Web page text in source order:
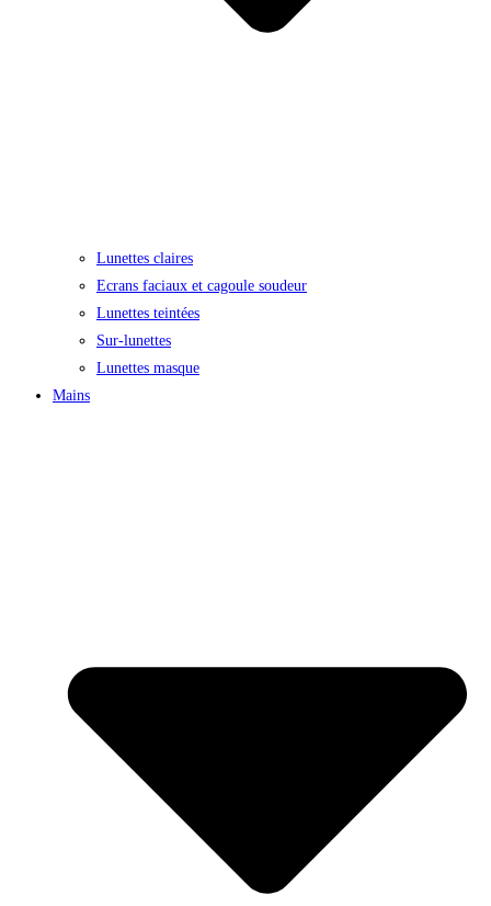
Lunettes claires
Ecrans faciaux et cagoule soudeur
Lunettes teintées
Sur-lunettes
Lunettes masque
Mains